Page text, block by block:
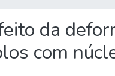
da
com